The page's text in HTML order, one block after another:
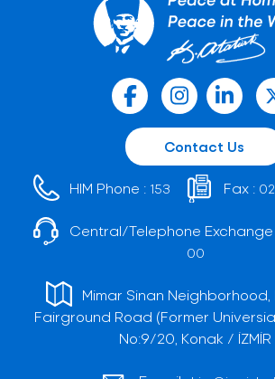
Contact Us
HIM Phone : 153 Fax :
Central/Telephone Exchange
00
Mimar Sinan
Fairground Road (Former
No:9/20, Konak / İZMİR